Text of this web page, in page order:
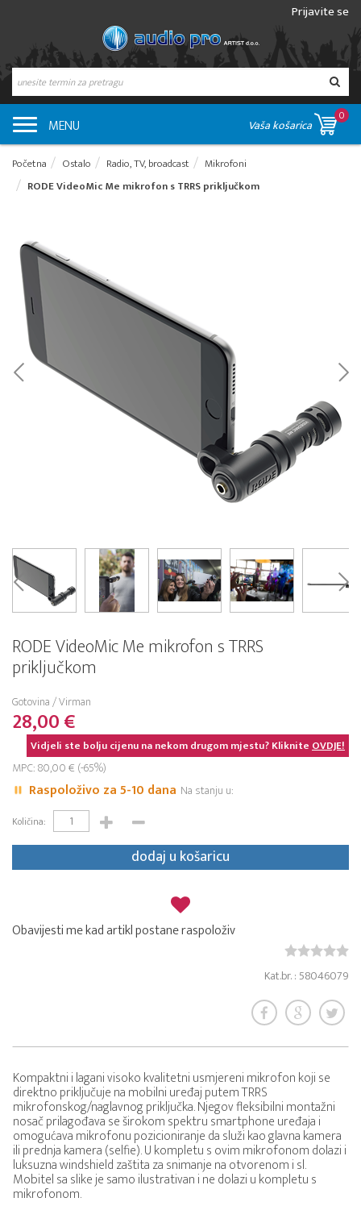
Prijavite se
MENU Vaša košarica
0
Početna Ostalo Radio, TV, broadcast
Mikrofoni
RODE VideoMic Me mikrofon s TRRS priključkom
RODE VideoMic Me mikrofon s TRRS
priključkom
Gotovina / Virman
28,00 €
Vidjeli ste bolju cijenu na nekom drugom mjestu? KlikniteOVDJE!
MPC: 80,00 € (-65%)
Raspoloživo za 5-10 dana Na stanju u:
Količina:
dodaj u košaricu
Obavijesti me kad artikl postane raspoloživ
Kat.br. : 58046079
Kompaktni i lagani visoko kvalitetni usmjereni mikrofon koji se
direktno priključuje na mobilni uređaj putem TRRS
mikrofonskog/naglavnog priključka. Njegov fleksibilni montažni
nosač prilagođava se širokom spektru smartphone uređaja i
omogućava mikrofonu pozicioniranje da služi kao glavna kamera
ili prednja kamera (selfie). U kompletu s ovim mikrofonom dolazi i
luksuzna windshield zaštita za snimanje na otvorenom i sl.
Mobitel sa slike je samo ilustrativan i ne dolazi u kompletu s
mikrofonom.